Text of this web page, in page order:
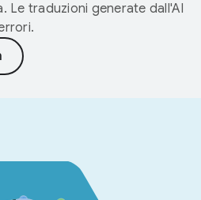
Le traduzioni generate dall'AI